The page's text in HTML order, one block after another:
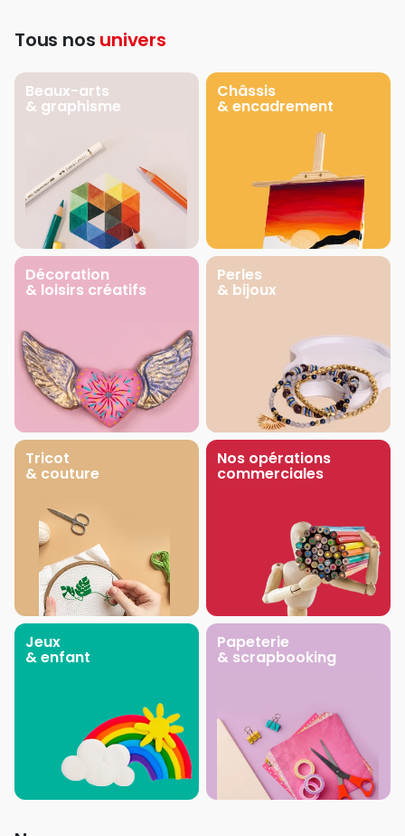
Tous nos univers
Beaux-arts
& graphisme
Châssis
& encadrement
Décoration
& loisirs créatifs
Perles
& bijoux
Tricot
& couture
Nos opérations
commerciales
Jeux
& enfant
Papeterie
& scrapbooking